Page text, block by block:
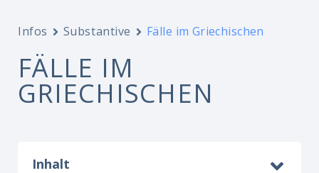
Infos Substantive Fälle im Griechischen
FÄLLE IM
GRIECHISCHEN
Inhalt